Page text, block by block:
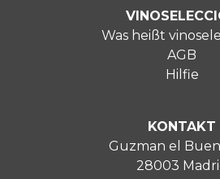
Was heißt
AGB
Hilfie
KONTAKT
Guzman el
28003